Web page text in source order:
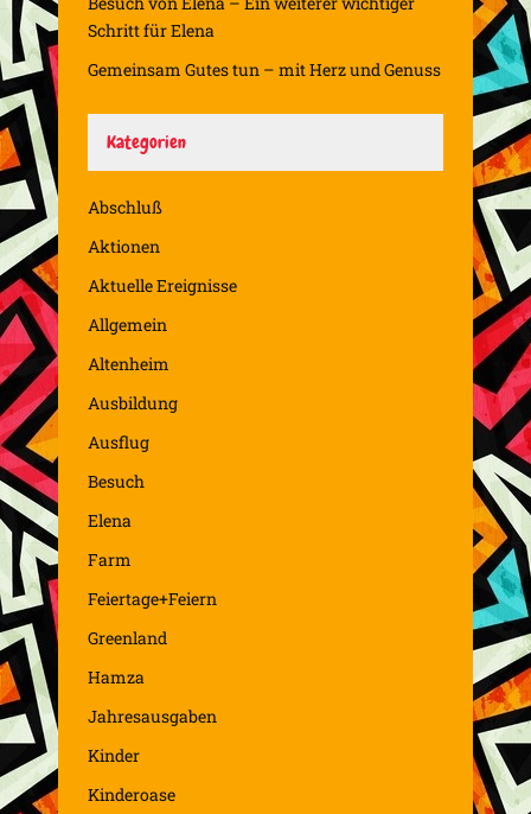
Schritt für Elena
Gemeinsam Gutes tun – mit Herz und Genuss
Kategorien
Abschluß
Aktionen
Aktuelle Ereignisse
Allgemein
Altenheim
Ausbildung
Ausflug
Besuch
Elena
Farm
Feiertage+Feiern
Greenland
Hamza
Jahresausgaben
Kinder
Kinderoase